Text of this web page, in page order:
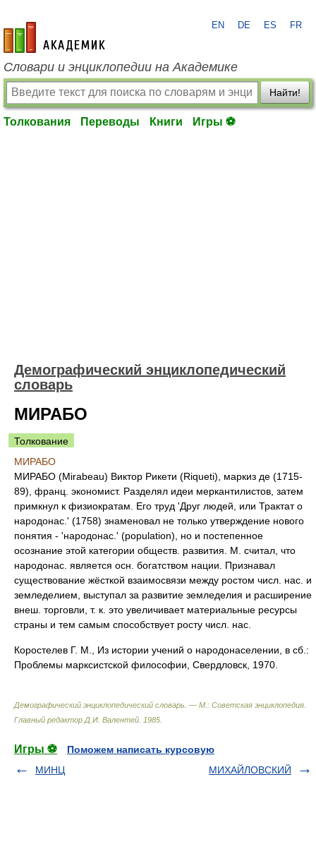
academic.ru
EN DE ES FR
Словари и энциклопедии на Академике
Найти!
Толкования Переводы Книги Игры ⚽
Демографический энциклопедический
словарь
МИРАБО
Толкование
МИРАБО
МИРАБО (Mirabeau) Виктор Рикети (Riqueti), маркиз де (1715-
89), франц. экономист. Разделял идеи меркантилистов, затем
примкнул к физиократам. Его труд 'Друг людей, или Трактат о
народонас.' (1758) знаменовал не только утверждение нового
понятия - 'народонас.' (population), но и постепенное
осознание этой категории обществ. развития. М. считал, что
народонас. является осн. богатством нации. Признавал
существование жёсткой взаимосвязи между ростом числ. нас. и
земледелием, выступал за развитие земледелия и расширение
внеш. торговли, т. к. это увеличивает материальные ресурсы
страны и тем самым способствует росту числ. нас.
Коростелев Г. М., Из истории учений о народонаселении, в сб.:
Проблемы марксистской философии, Свердловск, 1970.
Демографический энциклопедический словарь. — М.: Советская энциклопедия
Главный редактор Д.И. Валентей 1985
Игры ⚽
Поможем написать курсовую
МИНЦ
МИХАЙЛOВСКИЙ